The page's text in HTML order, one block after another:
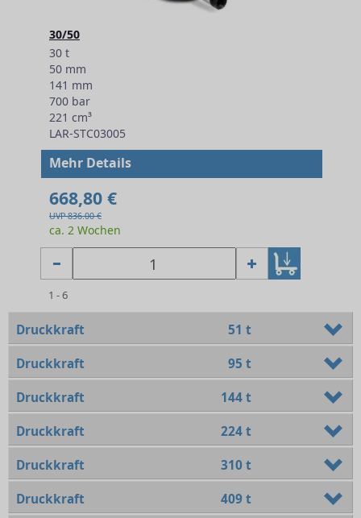
30/50
30 t
50 mm
141 mm
700 bar
221 cm³
LAR-STC03005
Mehr Details
668,80 €
UVP 836.00 €
ca. 2 Wochen
1 - 6
Druckkraft 51 t
Druckkraft 95 t
Druckkraft 144 t
Druckkraft 224 t
Druckkraft 310 t
Druckkraft 409 t